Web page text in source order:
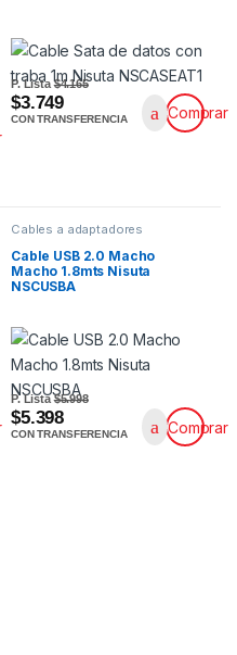
P. Lista$4.165
$3.749
CON TRANSFERENCIA Comprar
Cables a adaptadores
Cable USB 2.0 Macho
Macho 1.8mts Nisuta
NSCUSBA
P. Lista$5.998
$5.398
CON TRANSFERENCIA Comprar